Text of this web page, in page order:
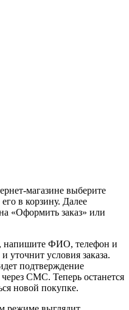
магазине выберите
в корзину. Далее
«Оформить заказ» или
напишите ФИО, телефон и
уточнит условия заказа.
подтверждение
СМС. Теперь останется
новой покупке.